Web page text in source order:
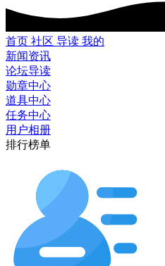
首页 社区 导读 我的
新闻资讯
论坛导读
勋章中心
道具中心
任务中心
用户相册
排行榜单